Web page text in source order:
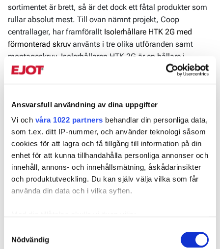
Ansvarsfull användning av dina uppgifter
Vi och våra 1022 partners behandlar din personliga data,
som t.ex. ditt IP-nummer, och använder teknologi såsom
cookies för att lagra och få tillgång till information på din
enhet för att kunna tillhandahålla personliga annonser och
innehåll, annons- och innehållsmätning, åskådarinsikter
och produktutveckling. Du kan själv välja vilka som får
använda din data och i vilka syften.
kan ha en noggrannhet på upp till flera meter
Nödvändig
sortimentet är brett, så är det dock ett fåtal produkter som
rullar absolut mest. Till ovan nämnt projekt, Coop
centrallager, har framförallt Isolerhållare HTK 2G med
förmonterad skruv använts i tre olika utföranden samt
montageskruv. Isolerhållaren HTK 2G är en hållare i
högkvalitativ polypropen som möter marknadens krav.
i de mest avancerade applikationerna då den har
genomgått omfattande tester.
”Till merparten av våra projekt så använder vi likadana
produkter, men med varierande längd, därför är det viktigt
att ha en personlig kontakt hos leverantören. Ibland behövs
även snabba leveranser, då är det bara att skicka iväg ett
sms så löser EJOT det. Det är dessutom skönt att våra
montörer känner sig trygga med EJOT och produkterna, då
Utöver den klassiska infästningen för taket så användes